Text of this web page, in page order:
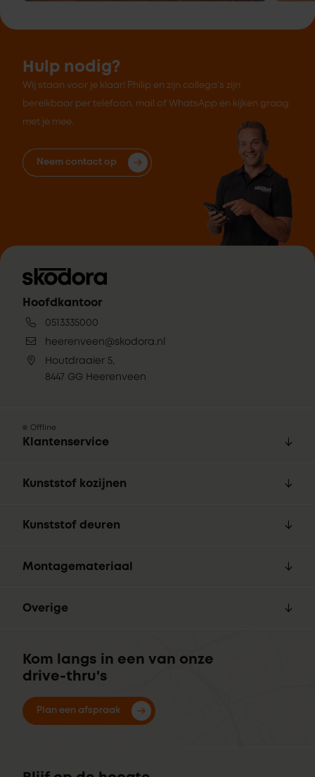
Hulp nodig?
Wij staan voor je klaar! Philip en zijn collega's zijn
bereikbaar per telefoon, mail of WhatsApp en kijken graag
met je mee.
Neem contact op
Hoofdkantoor
0513335000
heerenveen@skodora.nl
Houtdraaier 5,
8447 GG Heerenveen
Offline
Klantenservice
Kunststof kozijnen
Kunststof deuren
Montagemateriaal
Overige
Kom langs in een van onze
drive-thru's
Plan een afspraak